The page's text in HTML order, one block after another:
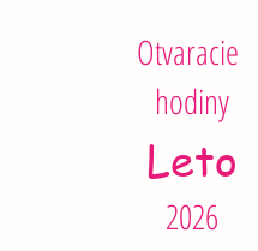
Otvaracie
hodiny
Leto
2026